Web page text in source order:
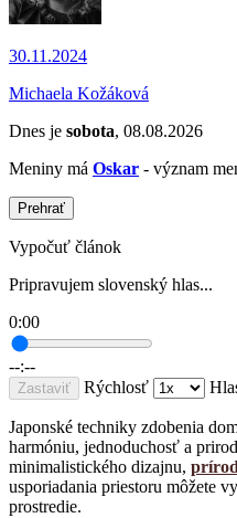
30.11.2024
Michaela Kožáková
Dnes je sobota, 08.08.2026
Meniny má Oskar - význam
Prehrať
Vypočuť článok
Pripravujem slovenský hlas...
0:00
--:--
Zastaviť Rýchlosť
Japonské techniky zdobenia
harmóniu, jednoduchosť a
minimalistického dizajnu,
usporiadania priestoru môžete
prostredie.